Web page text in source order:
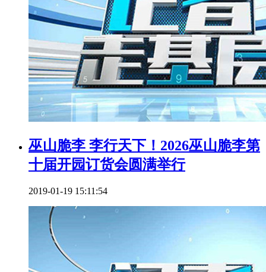
巫山脆李 李行天下！2026巫山脆李第
十届开园订货会圆满举行
2019-01-19 15:11:54